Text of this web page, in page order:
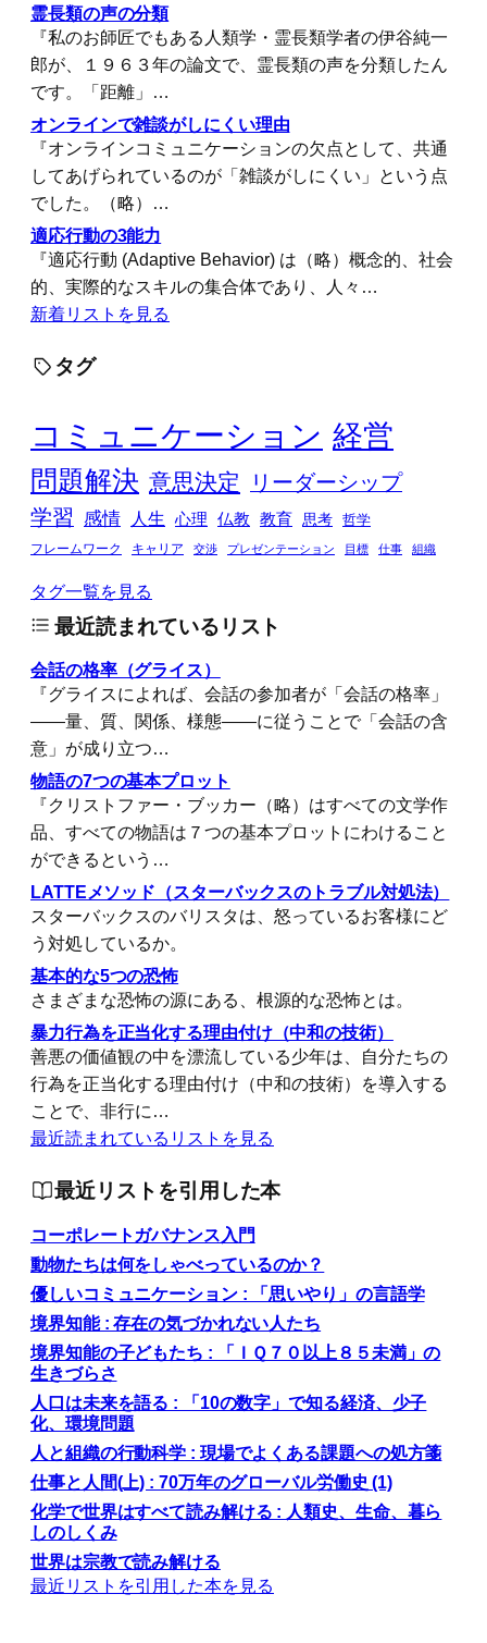
霊長類の声の分類
『私のお師匠でもある人類学・霊長類学者の伊谷純一
郎が、１９６３年の論文で、霊長類の声を分類したん
です。「距離」…
オンラインで雑談がしにくい理由
『オンラインコミュニケーションの欠点として、共通
してあげられているのが「雑談がしにくい」という点
でした。（略）…
適応行動の3能力
『適応行動 (Adaptive Behavior) は（略）概念的、社会
的、実際的なスキルの集合体であり、人々…
新着リストを見る
タグ
コミュニケーション 経営
問題解決 意思決定
リーダーシップ
学習
感情 人生 心理 仏教 教育 思考
哲学
フレームワーク
キャリア 交渉 プレゼンテーション 目標 仕事 組織
タグ一覧を見る
最近読まれているリスト
会話の格率（グライス）
『グライスによれば、会話の参加者が「会話の格率」
――量、質、関係、様態――に従うことで「会話の含
意」が成り立つ…
物語の7つの基本プロット
『クリストファー・ブッカー（略）はすべての文学作
品、すべての物語は７つの基本プロットにわけること
ができるという…
LATTEメソッド（スターバックスのトラブル対処法）
スターバックスのバリスタは、怒っているお客様にど
う対処しているか。
基本的な5つの恐怖
さまざまな恐怖の源にある、根源的な恐怖とは。
暴力行為を正当化する理由付け（中和の技術）
善悪の価値観の中を漂流している少年は、自分たちの
行為を正当化する理由付け（中和の技術）を導入する
ことで、非行に…
最近読まれているリストを見る
最近リストを引用した本
コーポレートガバナンス入門
動物たちは何をしゃべっているのか？
優しいコミュニケーション : 「思いやり」の言語学
境界知能 : 存在の気づかれない人たち
境界知能の子どもたち : 「ＩＱ７０以上８５未満」の
生きづらさ
人口は未来を語る : 「10の数字」で知る経済、少子
化、環境問題
人と組織の行動科学 : 現場でよくある課題への処方箋
仕事と人間(上) : 70万年のグローバル労働史 (1)
化学で世界はすべて読み解ける : 人類史、生命、暮ら
しのしくみ
世界は宗教で読み解ける
最近リストを引用した本を見る